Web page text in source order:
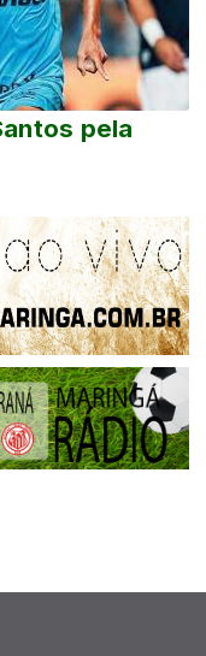
pela